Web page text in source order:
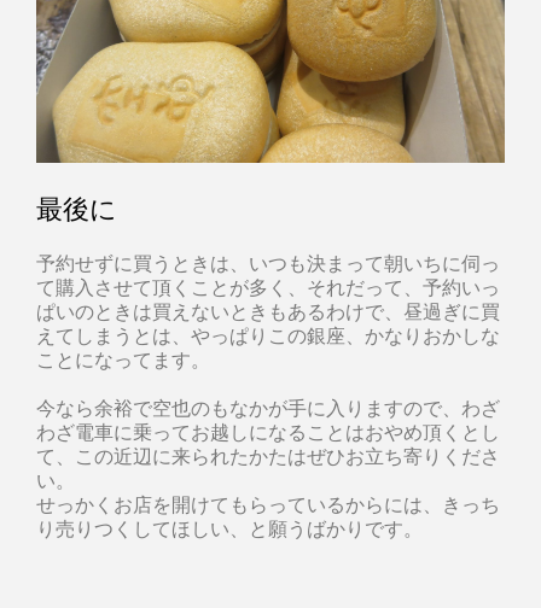
最後に
予約せずに買うときは、いつも決まって朝いちに伺っ
て購入させて頂くことが多く、それだって、予約いっ
ぱいのときは買えないときもあるわけで、昼過ぎに買
えてしまうとは、やっぱりこの銀座、かなりおかしな
ことになってます。
今なら余裕で空也のもなかが手に入りますので、わざ
わざ電車に乗ってお越しになることはおやめ頂くとし
て、この近辺に来られたかたはぜひお立ち寄りくださ
い。
せっかくお店を開けてもらっているからには、きっち
り売りつくしてほしい、と願うばかりです。